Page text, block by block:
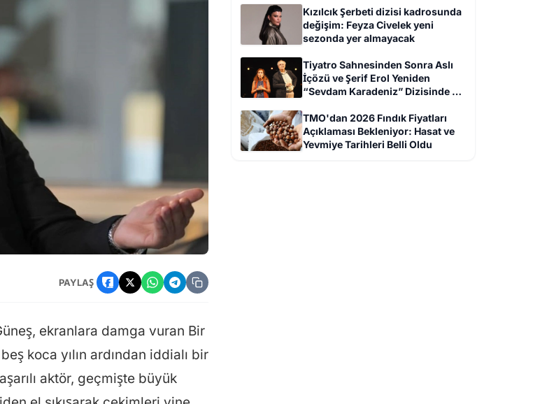
PAYLAŞ
ekranlara damga vuran Bir
koca yılın ardından iddialı bir
aktör, geçmişte büyük
Kızılcık Şerbeti dizisi kadrosunda
değişim: Feyza Civelek yeni
sezonda yer almayacak
Tiyatro Sahnesinden Sonra Aslı
İçözü ve Şerif Erol Yeniden
“Sevdam Karadeniz” Dizisinde Bir
TMO'dan 2026 Fındık Fiyatları
Açıklaması Bekleniyor: Hasat ve
Yevmiye Tarihleri Belli Oldu